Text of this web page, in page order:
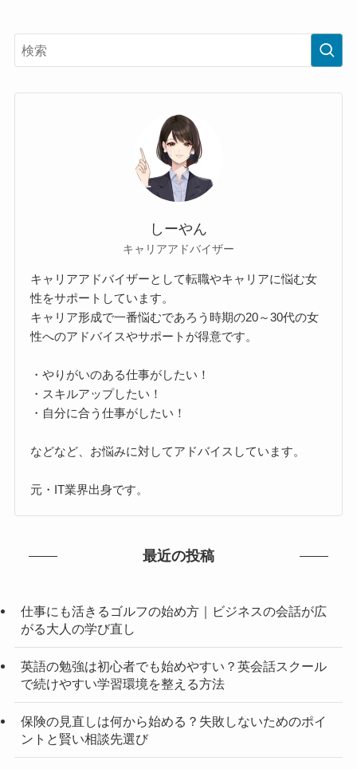
しーやん
キャリアアドバイザー
キャリアアドバイザーとして転職やキャリアに悩む女
性をサポートしています。
キャリア形成で一番悩むであろう時期の20～30代の女
性へのアドバイスやサポートが得意です。
・やりがいのある仕事がしたい！
・スキルアップしたい！
・自分に合う仕事がしたい！
などなど、お悩みに対してアドバイスしています。
元・IT業界出身です。
最近の投稿
仕事にも活きるゴルフの始め方｜ビジネスの会話が広
がる大人の学び直し
英語の勉強は初心者でも始めやすい？英会話スクール
で続けやすい学習環境を整える方法
保険の見直しは何から始める？失敗しないためのポイ
ントと賢い相談先選び